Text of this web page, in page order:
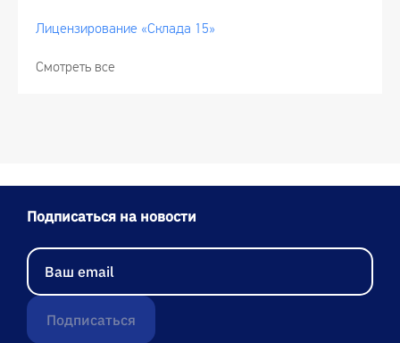
Лицензирование «Склада 15»
Смотреть все
Подписаться на новости
Подписаться